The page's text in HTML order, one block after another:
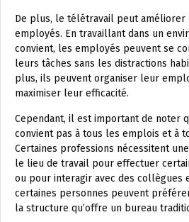
De plus, le télétravail peut améliorer
employés. En travaillant dans un
convient, les employés peuvent se
leurs tâches sans les distractions
plus, ils peuvent organiser leur
maximiser leur efficacité.
Cependant, il est important de noter
convient pas à tous les emplois et à
Certaines professions nécessitent
le lieu de travail pour effectuer
ou pour interagir avec des collègues
certaines personnes peuvent
la structure qu’offre un bureau